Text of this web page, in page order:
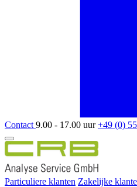
Contact 9.00 - 17.00 uur+49 (0)
Particuliere klanten Zakelijke